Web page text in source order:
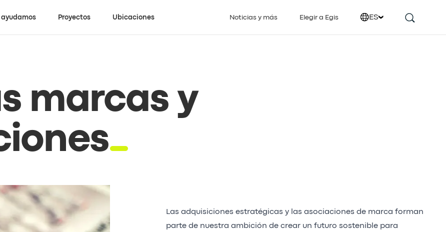
ayudamos Proyectos Ubicaciones Noticias y más Elegir a Egis ES
marcas y
Las adquisiciones estratégicas y las asociaciones de marca forman
parte de nuestra ambición de crear un futuro sostenible para